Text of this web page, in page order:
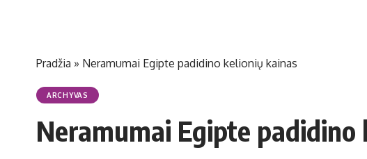
Pradžia » Neramumai Egipte padidino kelionių kainas
ARCHYVAS
Neramumai Egipte padidino